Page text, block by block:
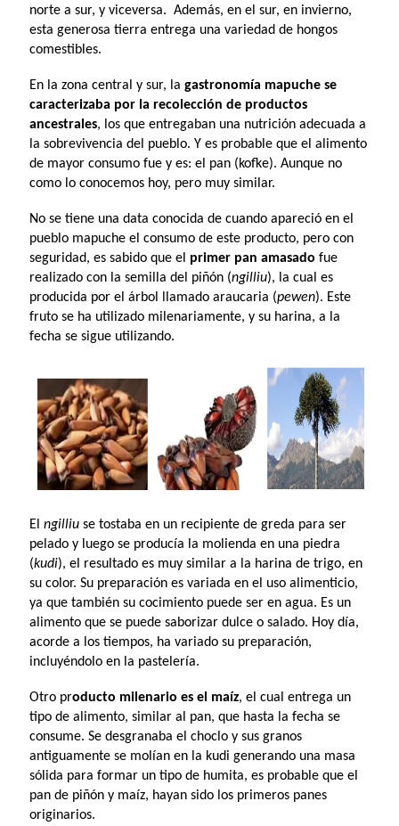
norte a sur, y viceversa. Además, en el sur, en invierno,
esta generosa tierra entrega una variedad de hongos
comestibles.
En la zona central y sur, la gastronomía mapuche se
caracterizaba por la recolección de productos
ancestrales, los que entregaban una nutrición adecuada a
la sobrevivencia del pueblo. Y es probable que el alimento
de mayor consumo fue y es: el pan (kofke). Aunque no
como lo conocemos hoy, pero muy similar.
No se tiene una data conocida de cuando apareció en el
pueblo mapuche el consumo de este producto, pero con
seguridad, es sabido que el primer pan amasado fue
realizado con la semilla del piñón (ngilliu), la cual es
producida por el árbol llamado araucaria (pewen). Este
fruto se ha utilizado milenariamente, y su harina, a la
fecha se sigue utilizando.
El ngilliu se tostaba en un recipiente de greda para ser
pelado y luego se producía la molienda en una piedra
(kudi), el resultado es muy similar a la harina de trigo, en
su color. Su preparación es variada en el uso alimenticio,
ya que también su cocimiento puede ser en agua. Es un
alimento que se puede saborizar dulce o salado. Hoy día,
acorde a los tiempos, ha variado su preparación,
incluyéndolo en la pastelería.
Otro producto milenario es el maíz, el cual entrega un
tipo de alimento, similar al pan, que hasta la fecha se
consume. Se desgranaba el choclo y sus granos
antiguamente se molían en la kudi generando una masa
sólida para formar un tipo de humita, es probable que el
pan de piñón y maíz, hayan sido los primeros panes
originarios.